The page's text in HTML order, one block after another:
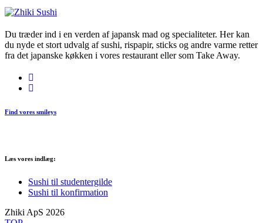
Du træder ind i en verden af japansk mad og specialiteter. Her kan
du nyde et stort udvalg af sushi, rispapir, sticks og andre varme retter
fra det japanske køkken i vores restaurant eller som Take Away.
Find vores smileys
Læs vores indlæg:
Sushi til studentergilde
Sushi til konfirmation
Zhiki ApS 2026